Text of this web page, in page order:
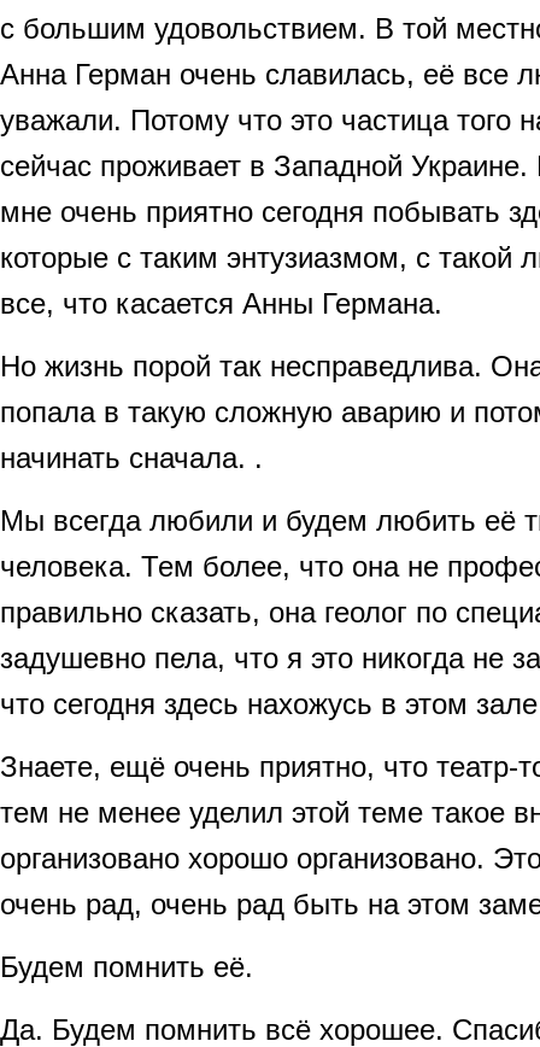
с большим удовольствием. В той
Анна Герман очень славилась, её все
уважали. Потому что это частица того
сейчас проживает в Западной
мне очень приятно сегодня побывать
которые с таким энтузиазмом, с
все, что касается Анны Германа.
Но жизнь порой так несправедлива.
попала в такую сложную аварию и
начинать сначала. .
Мы всегда любили и будем любить её
человека. Тем более, что она не
правильно сказать, она геолог по
задушевно пела, что я это никогда не
что сегодня здесь нахожусь в этом
Знаете, ещё очень приятно, что театр-
тем не менее уделил этой теме такое
организовано хорошо организовано.
очень рад, очень рад быть на этом
Будем помнить её.
Да. Будем помнить всё хорошее.